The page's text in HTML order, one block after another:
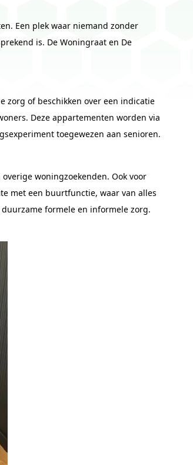
Een plek waar niemand zonder
is. De Woningraat en De
zorg of beschikken over een indicatie
Deze appartementen worden via
toegewezen aan senioren.
woningzoekenden. Ook voor
met een buurtfunctie, waar van alles
formele en informele zorg.